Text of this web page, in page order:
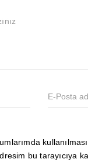
E-Posta
bu tarayıcıya